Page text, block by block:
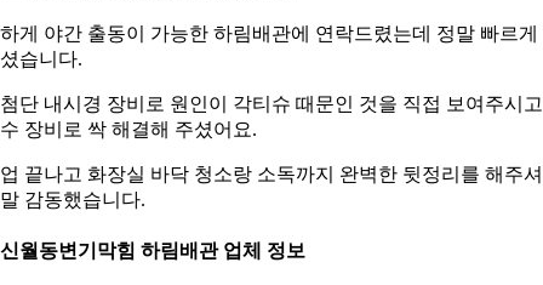
게 야간 출동이 가능한 하림배관에 연락드렸는데 정말 빠르게
습니다.
단 내시경 장비로 원인이 각티슈 때문인 것을 직접 보여주시고
장비로 싹 해결해 주셨어요.
끝나고 화장실 바닥 청소랑 소독까지 완벽한 뒷정리를 해주
감동했습니다.
월동변기막힘 하림배관 업체 정보